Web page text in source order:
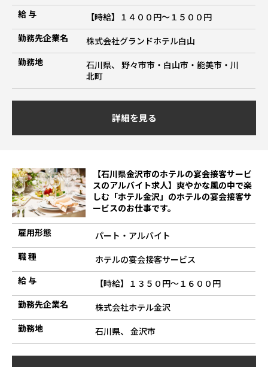
給 与
【時給】１４００円～１５００円
勤務先企業名
株式会社グランドホテル白山
勤務地
石川県、 野々市市・白山市・能美市・川
北町
詳細を見る
【石川県金沢市のホテルの宴会接客サービ
スのアルバイト求人】爽やかな風の中で楽
しむ「ホテル金沢」のホテルの宴会接客サ
ービスのお仕事です。
雇用形態
パート・アルバイト
職 種
ホテルの宴会接客サービス
給 与
【時給】１３５０円～１６００円
勤務先企業名
株式会社ホテル金沢
勤務地
石川県、 金沢市